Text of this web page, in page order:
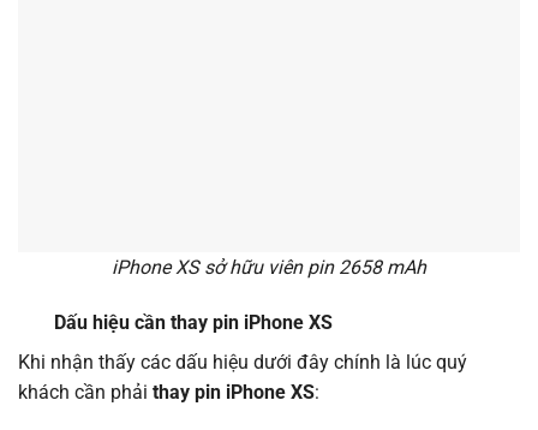
iPhone XS sở hữu viên pin 2658 mAh
Dấu hiệu cần thay pin iPhone XS
Khi nhận thấy các dấu hiệu dưới đây chính là lúc quý
khách cần phải thay pin iPhone XS: